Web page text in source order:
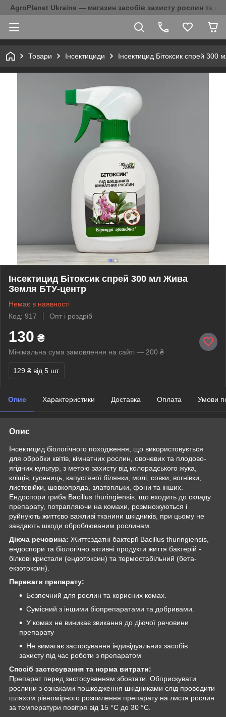
AgroPlanet Ukraine — магазин засобів захисту рослин та
Товари Інсектициди Інсектицид Бітоксик спрей
Інсектицид Бітоксик спрей 300 мл Жива
Земля БТУ-центр
Немає в наявності
Код: 917
Опт і роздріб
130 ₴
Мінімальна сума замовлення на сайті — 200 ₴
129 ₴ від 5 шт.
Опис Характеристики Доставка Оплата Умови
Опис
Інсектицид біологічного походження, що використовується
для обробки квітів, кімнатних рослин, овочевих та плодово-
ягідних культур, з метою захисту від колорадського жука,
кліщів, гусениць, капустяної білянки, молі, совки, вогнівки,
листовійки, шовкопряда, златогільки, фони та інших.
Ендоспори гриба Bacillus thuringiensis, що входить до складу
препарату, потрапляючи на комахи, розмножуються і
руйнують життєво важливі тканини шкідників, при цьому не
завдають шкоди оброблюваним рослинам.
Діюча речовина: Життєздатні бактерії Bacillus thuringiensis,
ендоспори та біологічно активні продукти життя бактерій -
білкові кристали (ендотоксин) та термостабільний (бета-
екзотоксин).
Переваги препарату:
Безпечний для рослин та корисних комах.
Сумісний з іншими біопрепаратами та добривами.
У комах не виникає звикання до діючої речовини
препарату
Не вимагає застосування індивідуальних засобів
захисту під час роботи з препаратом
Спосіб застосування та норма витрати:
Препарат перед застосуванням збовтати. Обприскувати
рослини з ознаками пошкодження шкідниками слід проводити
шляхом рівномірного розпилення препарату на листя рослин
за температури повітря від 15 °С до 30 °С.